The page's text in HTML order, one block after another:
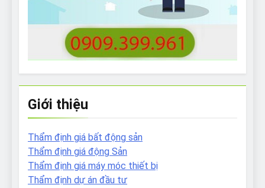
Giới thiệu
Thẩm định giá bất động sản
Thẩm định giá động Sản
Thẩm định giá máy móc thiết bị
Thẩm định dự án đầu tư